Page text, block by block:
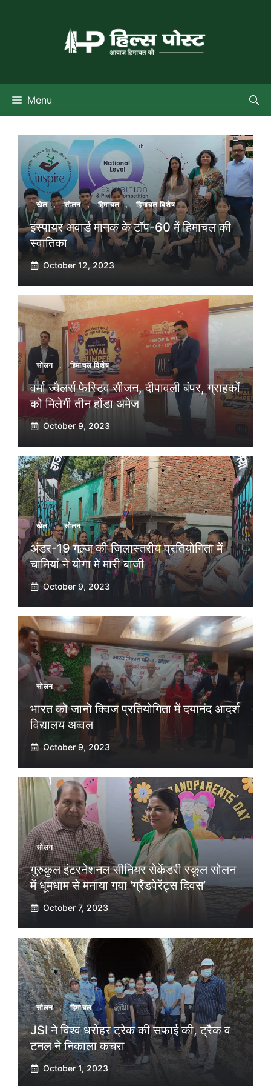
Menu
खेल , सोलन , हिमाचल , हिमाचल विशेष
इंस्पायर अवार्ड मानक के टॉप-60 में हिमाचल की
स्वातिका
October 12, 2023
सोलन , हिमाचल विशेष
वर्मा ज्वैलर्स फेस्टिव सीजन, दीपावली बंपर, ग्राहकों
को मिलेगी तीन होंडा अमेज
October 9, 2023
खेल , सोलन
अंडर-19 गल्र्ज की जिलास्तरीय प्रतियोगिता में
चामियां ने योगा में मारी बाजी
October 9, 2023
सोलन
भारत को जानो क्विज प्रतियोगिता में दयानंद आदर्श
विद्यालय अव्वल
October 9, 2023
सोलन
गुरुकुल इंटरनेशनल सीनियर सेकेंडरी स्कूल सोलन
में धूमधाम से मनाया गया ‘ग्रैंडपेरेंट्स दिवस’
October 7, 2023
सोलन , हिमाचल
JSI ने विश्व धरोहर ट्रेक की सफाई की, ट्रैक व
टनल ने निकाला कचरा
October 1, 2023